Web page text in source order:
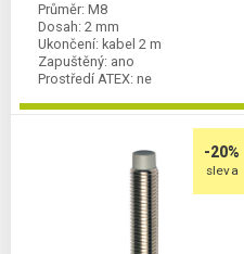
Průměr: M8
Dosah: 2 mm
Ukončení: kabel 2 m
Zapuštěný: ano
Prostředí ATEX: ne
-20%
sleva